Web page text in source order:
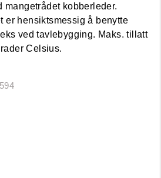
mangetrådet kobberleder.
er hensiktsmessig å benytte
ved tavlebygging. Maks. tillatt
Celsius.